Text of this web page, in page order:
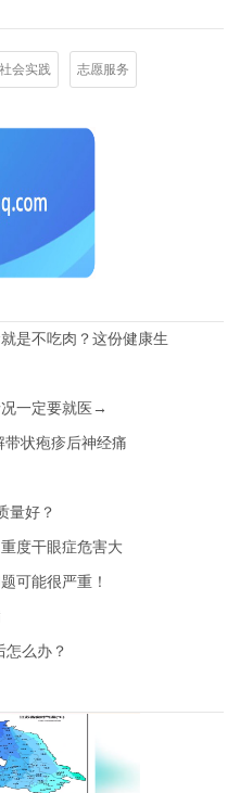
社会实践 志愿服务
是不吃肉？这份健康生
一定要就医→
状疱疹后神经痛
量好？
度干眼症危害大
可能很严重！
怎么办？